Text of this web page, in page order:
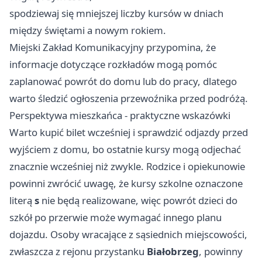
spodziewaj się mniejszej liczby kursów w dniach
między świętami a nowym rokiem.
Miejski Zakład Komunikacyjny przypomina, że
informacje dotyczące rozkładów mogą pomóc
zaplanować powrót do domu lub do pracy, dlatego
warto śledzić ogłoszenia przewoźnika przed podróżą.
Perspektywa mieszkańca - praktyczne wskazówki
Warto kupić bilet wcześniej i sprawdzić odjazdy przed
wyjściem z domu, bo ostatnie kursy mogą odjechać
znacznie wcześniej niż zwykle. Rodzice i opiekunowie
powinni zwrócić uwagę, że kursy szkolne oznaczone
literą s nie będą realizowane, więc powrót dzieci do
szkół po przerwie może wymagać innego planu
dojazdu. Osoby wracające z sąsiednich miejscowości,
zwłaszcza z rejonu przystanku Białobrzeg, powinny